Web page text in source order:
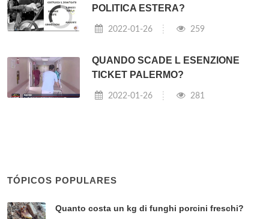
POLITICA ESTERA?
2022-01-26 259
QUANDO SCADE L ESENZIONE
TICKET PALERMO?
2022-01-26 281
TÓPICOS POPULARES
Quanto costa un kg di funghi porcini freschi?